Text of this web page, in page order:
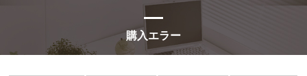
購入エラー